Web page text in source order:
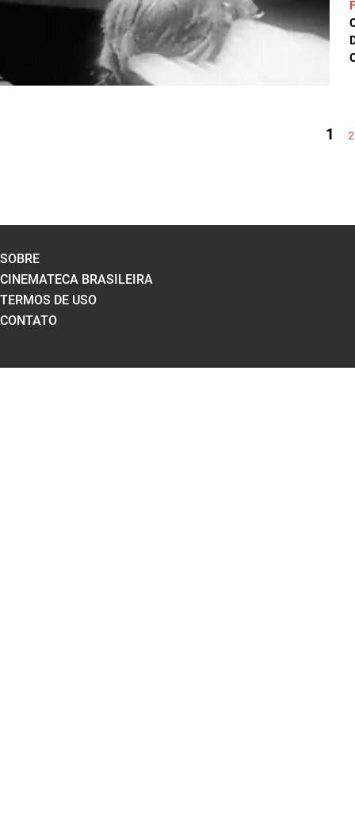
1 2
SOBRE
CINEMATECA BRASILEIRA
TERMOS DE USO
CONTATO